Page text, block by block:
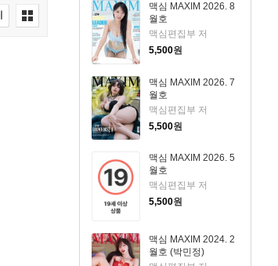
맥심 MAXIM 2026. 8
월호
맥심편집부 저
5,500원
맥심 MAXIM 2026. 7
월호
맥심편집부 저
5,500원
맥심 MAXIM 2026. 5
월호
맥심편집부 저
5,500원
맥심 MAXIM 2024. 2
월호 (박민정)